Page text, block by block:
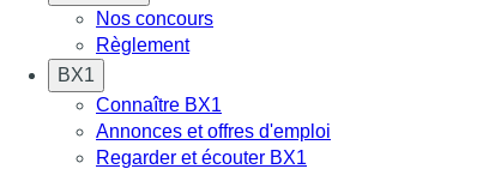
Nos concours
Règlement
BX1
Connaître BX1
Annonces et offres d'emploi
Regarder et écouter BX1